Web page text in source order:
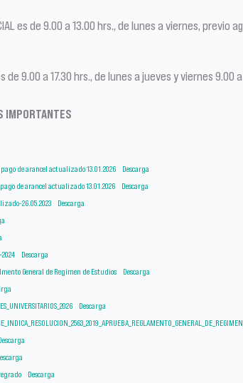
es de 9.00 a 13.00 hrs., de lunes a viernes,
de 9.00 a 17.30 hrs., de lunes a jueves y viernes
IMPORTANTES
de arancel actualizado 13.01.2026
Descarga
de arancel actualizado 13.01.2026
Descarga
26.05.2023
Descarga
2024
Descarga
General de Regimen de Estudios
Descarga
Descarga
Descarga